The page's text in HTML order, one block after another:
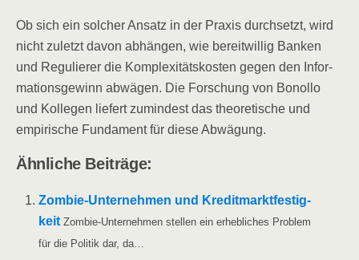
Ob sich ein sol­cher Ansatz in der Pra­xis durch­setzt, wird
nicht zuletzt davon abhän­gen, wie bereit­wil­lig Ban­ken
und Regu­lie­rer die Kom­ple­xi­täts­kos­ten gegen den Infor­
ma­ti­ons­ge­winn abwä­gen. Die For­schung von Bonol­lo
und Kol­le­gen lie­fert zumin­dest das theo­re­ti­sche und
empi­ri­sche Fun­da­ment für die­se Abwägung.
Ähn­li­che Beiträge:
Zom­­bie-Unter­­neh­­men und Kre­dit­markt­fes­tig­
keit Zom­­bie-Unter­­neh­­men stel­len ein erheb­li­ches Pro­blem
für die Poli­tik dar, da…